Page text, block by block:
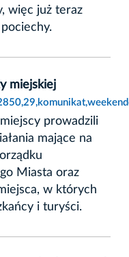
więc już teraz
pociechy.
miejskiej
prowadzili
mające na
Miasta oraz
w których
i turyści.